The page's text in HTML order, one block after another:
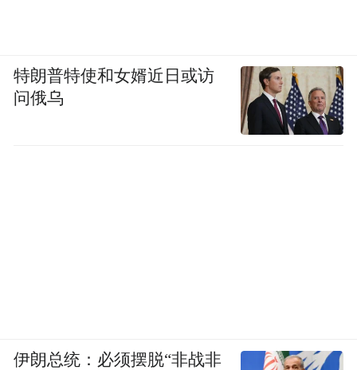
特朗普特使和女婿近日或访
问俄乌
伊朗总统：必须摆脱“非战非